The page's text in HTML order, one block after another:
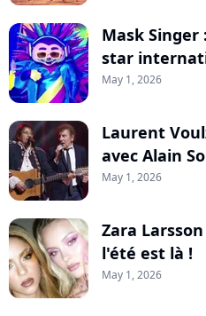
Mask
star
May 1, 2026
Laurent
avec Alain
May 1, 2026
Zara
l'été est là !
May 1, 2026